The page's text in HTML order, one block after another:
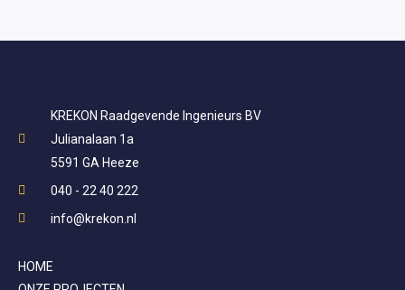
KREKON Raadgevende Ingenieurs BV
Julianalaan 1a
5591 GA Heeze
040 - 22 40 222
info@krekon.nl
HOME